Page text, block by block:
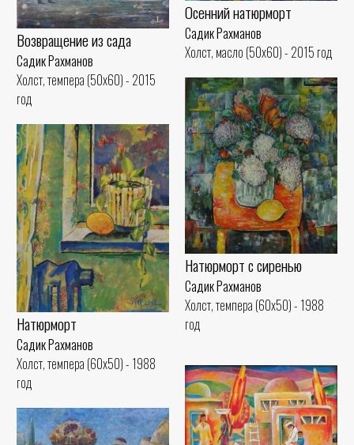
Осенний натюрморт
Садик Рахманов
Холст, масло (50x60) - 2015 год
Возвращение из сада
Садик Рахманов
Холст, темпера (50x60) - 2015
год
Натюрморт с сиренью
Садик Рахманов
Холст, темпера (60x50) - 1988
год
Натюрморт
Садик Рахманов
Холст, темпера (60x50) - 1988
год